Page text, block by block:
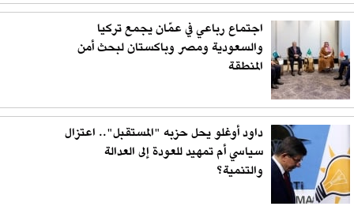
اجتماع رباعي في عمّان يجمع تركيا
والسعودية ومصر وباكستان لبحث أمن
المنطقة
داود أوغلو يحل حزبه "المستقبل".. اعتزال
سياسي أم تمهيد للعودة إلى العدالة
والتنمية؟